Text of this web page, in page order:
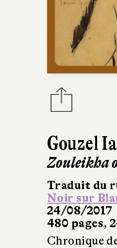
Gouzel
Zouleikha
Traduit du
Noir sur
24/08/2017
480 pages,
Chronique